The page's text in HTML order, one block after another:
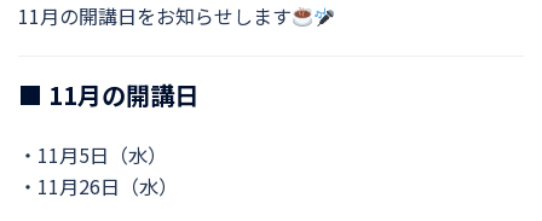
11月の開講日をお知らせします
■ 11月の開講日
・11月5日（水）
・11月26日（水）